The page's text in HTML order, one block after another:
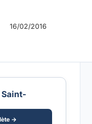
16/02/2016
→